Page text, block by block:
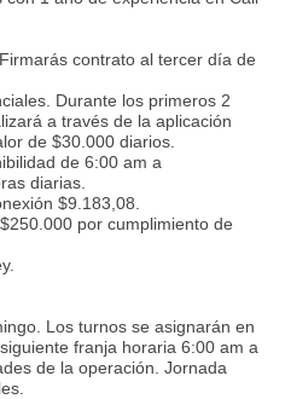
contrato al tercer día de
Durante los primeros 2
a través de la aplicación
de $30.000 diarios.
de 6:00 am a
diarias.
$9.183,08.
por cumplimiento de
Los turnos se asignarán en
franja horaria 6:00 am a
de la operación. Jornada